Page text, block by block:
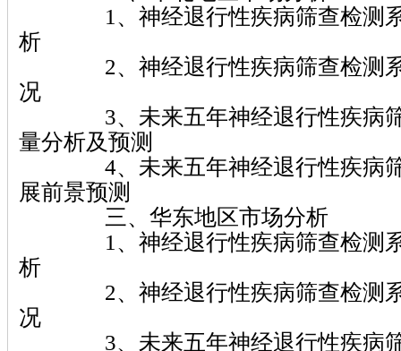
1、神经退行性疾病筛查检测系
析
2、神经退行性疾病筛查检测系
况
3、未来五年神经退行性疾病筛
量分析及预测
4、未来五年神经退行性疾病筛
展前景预测
三、华东地区市场分析
1、神经退行性疾病筛查检测系
析
2、神经退行性疾病筛查检测系
况
3、未来五年神经退行性疾病筛